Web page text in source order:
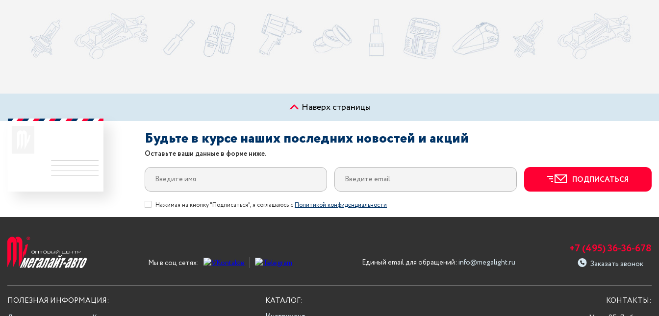
Наверх страницы
Будьте в курсе наших последних новостей и акций
Оставьте ваши данные в форме ниже.
ПОДПИСАТЬСЯ
Нажимая на кнопку "Подписаться", я соглашаюсь сПолитикой конфиденциальности
Мы в соц сетях: Единый email для обращений: info@megalight.ru
+7 (495) 36-36-678
Заказать звонок
ПОЛЕЗНАЯ ИНФОРМАЦИЯ: КАТАЛОГ: КОНТАКТЫ: